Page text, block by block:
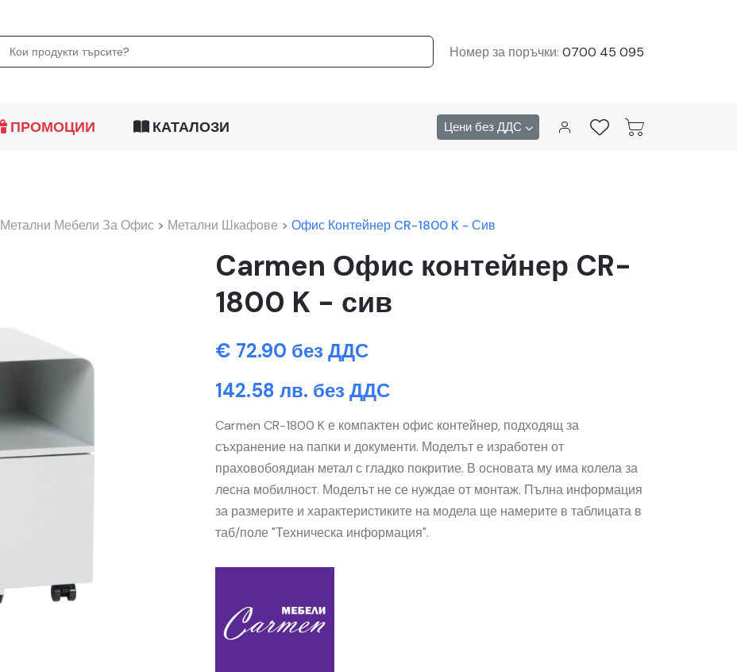
Номер за поръчки: 0700 45 095
ПРОМОЦИИ КАТАЛОЗИ Цени без ДДС
Метални Мебели За Офис > Метални Шкафове > Офис Контейнер CR-1800 K - Сив
Carmen Офис контейнер CR-
1800 K - сив
€ 72.90 без ДДС
142.58 лв. без ДДС
Carmen CR-1800 K е компактен офис контейнер, подходящ за
съхранение на папки и документи. Моделът е изработен от
праховобоядиан метал с гладко покритие. В основата му има колела за
лесна мобилност. Моделът не се нуждае от монтаж. Пълна информация
за размерите и характеристиките на модела ще намерите в таблицата в
таб/поле "Техническа информация".